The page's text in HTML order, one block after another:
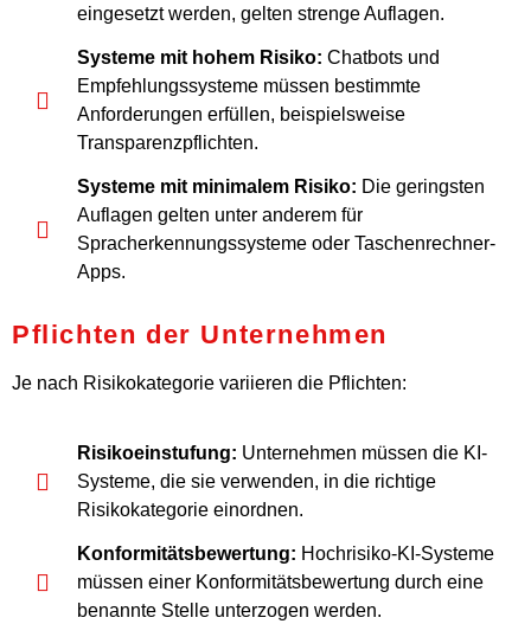
eingesetzt werden, gelten strenge Auflagen.
Systeme mit hohem Risiko: Chatbots und
Empfehlungssysteme müssen bestimmte
Anforderungen erfüllen, beispielsweise
Transparenzpflichten.
Systeme mit minimalem Risiko: Die geringsten
Auflagen gelten unter anderem für
Spracherkennungssysteme oder Taschenrechner-
Apps.
Pflichten der Unternehmen
Je nach Risikokategorie variieren die Pflichten:
Risikoeinstufung: Unternehmen müssen die KI-
Systeme, die sie verwenden, in die richtige
Risikokategorie einordnen.
Konformitätsbewertung: Hochrisiko-KI-Systeme
müssen einer Konformitätsbewertung durch eine
benannte Stelle unterzogen werden.